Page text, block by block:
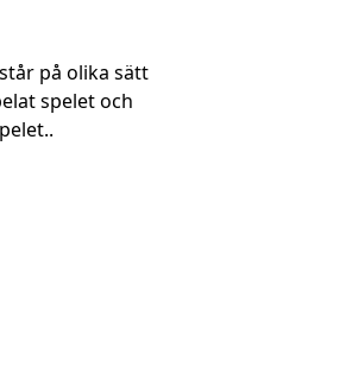
på olika sätt
spelet och